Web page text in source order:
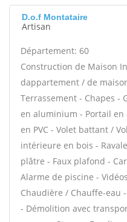
D.o.f Montataire
Artisan
Département: 60
Construction de Maison
dappartement / de
Terrassement - Chapes -
en aluminium - Portail
en PVC - Volet battant /
intérieure en bois -
plâtre - Faux plafond -
Alarme de piscine -
Chaudière / Chauffe-eau
- Démolition avec